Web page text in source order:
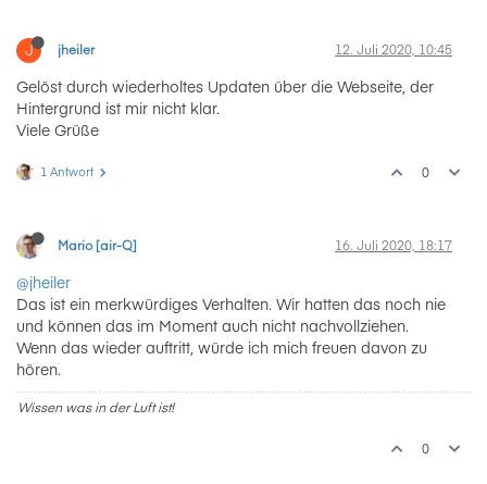
J jheiler 12. Juli 2020, 10:45
Gelöst durch wiederholtes Updaten über die Webseite, der
Hintergrund ist mir nicht klar.
Viele Grüße
1 Antwort 0
Mario [air-Q] 16. Juli 2020, 18:17
@jheiler
Das ist ein merkwürdiges Verhalten. Wir hatten das noch nie
und können das im Moment auch nicht nachvollziehen.
Wenn das wieder auftritt, würde ich mich freuen davon zu
hören.
Wissen was in der Luft ist!
0